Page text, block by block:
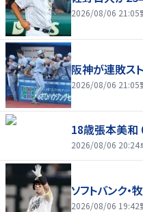
2026/08/06 21:05
阪神が連敗ス
2026/08/06 21:05
18歳張本美和
2026/08/06 20:24
ソフトバンク
2026/08/06 19:42